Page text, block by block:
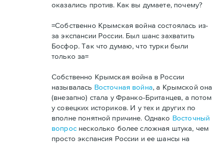
оказались против. Как вы думаете, почему?
=Собственно Крымская война состоялась из-
за экспансии России. Был шанс захватить
Босфор. Так что думаю, что турки были
только за=
Собственно Крымская война в России
называлась Восточная война, а Крымской она
(внезапно) стала у Франко-Британцев, а потом
у совецких историков. И у тех и других по
вполне понятной причине. Однако Восточный
вопроснесколько более сложная штука, чем
просто экспансия России и ее шансы на